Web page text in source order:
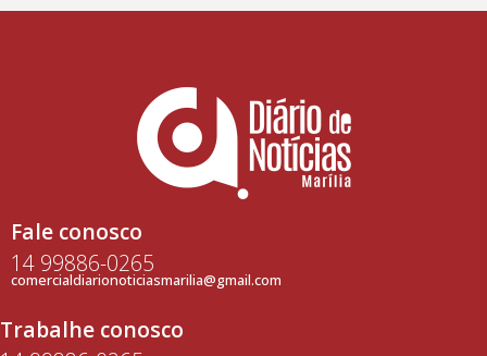
Fale conosco
14 99886-0265
comercialdiarionoticiasmarilia@gmail.com
Trabalhe conosco